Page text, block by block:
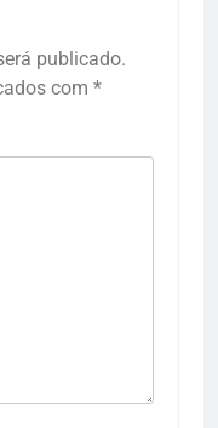
publicado.
com *